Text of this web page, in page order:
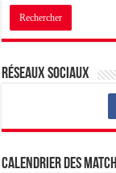
Réseaux sociaux
Calendrier des